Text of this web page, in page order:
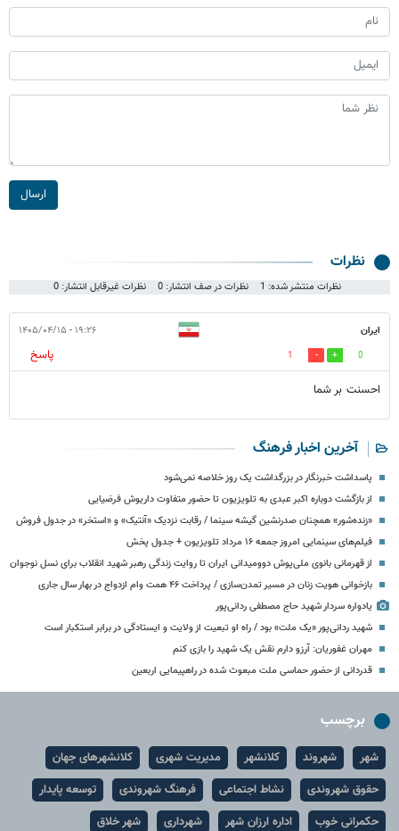
ارسال
نظرات
نظرات منتشر شده: 1 نظرات در صف انتشار: 0 نظرات غیرقابل انتشار: 0
ایران ۱۹:۲۶ - ۱۴۰۵/۰۴/۱۵
0
1
پاسخ
احسنت بر شما
آخرین اخبار فرهنگ
پاسداشت خبرنگار در بزرگداشت یک روز خلاصه نمی‌شود
از بازگشت دوباره اکبر عبدی به تلویزیون تا حضور متفاوت داریوش فرضیایی
«زنده‌شور» همچنان صدرنشین گیشه سینما / رقابت نزدیک «آنتیک» و «استخر» در جدول فروش
فیلم‌های سینمایی امروز جمعه ۱۶ مرداد تلویزیون + جدول پخش
از قهرمانی بانوی ملی‌پوش دوومیدانی ایران تا روایت زندگی رهبر شهید انقلاب برای نسل نوجوان
بازخوانی هویت زنان در مسیر تمدن‌سازی / پرداخت ۴۶ همت وام ازدواج در بهار سال جاری
یادواره سردار شهید حاج مصطفی ردانی‌پور
شهید ردانی‌پور «یک ملت» بود / راه او تبعیت از ولایت و ایستادگی در برابر استکبار است
مهران غفوریان: آرزو دارم نقش یک شهید را بازی کنم
قدردانی از حضور حماسی ملت مبعوث شده در راهپیمایی اربعین
برچسب
شهر شهروند کلانشهر مدیریت شهری
کلانشهرهای جهان
حقوق شهروندی
نشاط اجتماعی فرهنگ شهروندی
توسعه پایدار
حکمرانی خوب
اداره ارزان شهر شهرداری شهر خلاق